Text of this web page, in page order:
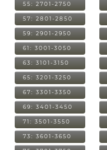
55: 2701-2750
57: 2801-2850
59: 2901-2950
61: 3001-3050
63: 3101-3150
65: 3201-3250
67: 3301-3350
69: 3401-3450
71: 3501-3550
73: 3601-3650